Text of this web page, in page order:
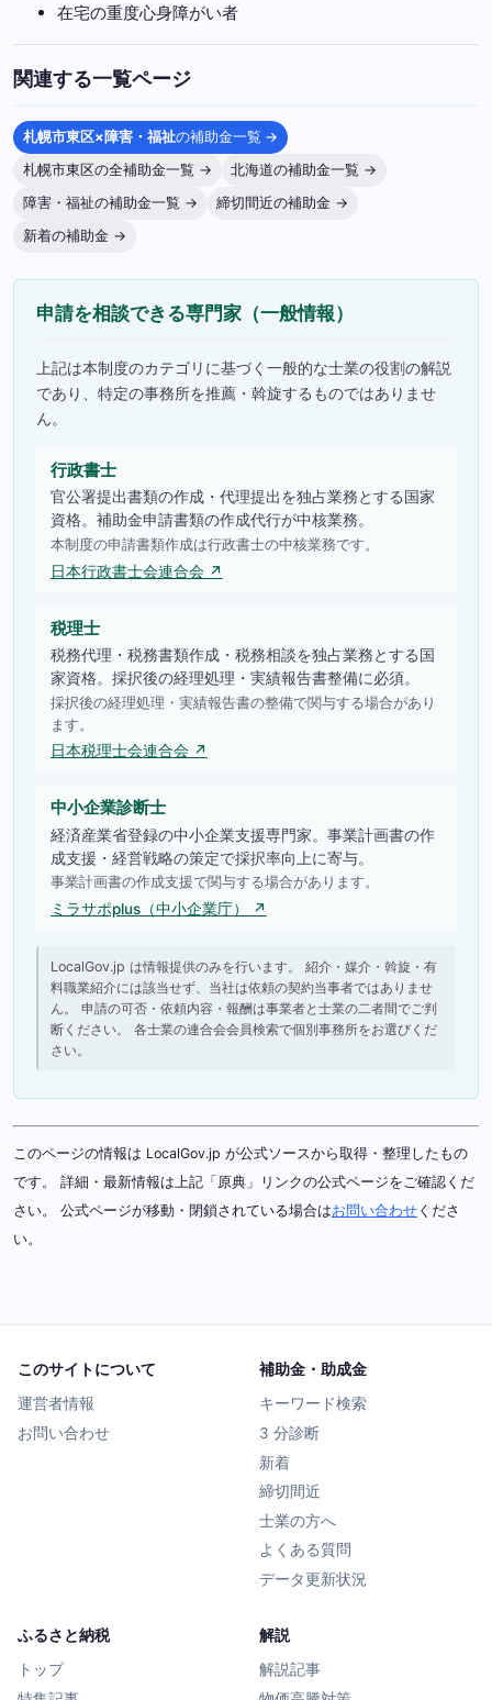
在宅の重度心身障がい者
関連する一覧ページ
札幌市東区×障害・福祉の補助金一覧 →
札幌市東区の全補助金一覧 →
北海道の補助金一覧 →
障害・福祉の補助金一覧 →
締切間近の補助金 →
新着の補助金 →
申請を相談できる専門家（一般情報）
上記は本制度のカテゴリに基づく一般的な士業の役割の解説
であり、特定の事務所を推薦・斡旋するものではありませ
ん。
行政書士
官公署提出書類の作成・代理提出を独占業務とする国家
資格。補助金申請書類の作成代行が中核業務。
本制度の申請書類作成は行政書士の中核業務です。
日本行政書士会連合会 ↗
税理士
税務代理・税務書類作成・税務相談を独占業務とする国
家資格。採択後の経理処理・実績報告書整備に必須。
採択後の経理処理・実績報告書の整備で関与する場合があり
ます。
日本税理士会連合会 ↗
中小企業診断士
経済産業省登録の中小企業支援専門家。事業計画書の作
成支援・経営戦略の策定で採択率向上に寄与。
事業計画書の作成支援で関与する場合があります。
ミラサポplus（中小企業庁） ↗
LocalGov.jp は情報提供のみを行います。 紹介・媒介・斡旋・有
料職業紹介には該当せず、当社は依頼の契約当事者ではありませ
ん。 申請の可否・依頼内容・報酬は事業者と士業の二者間でご判
断ください。 各士業の連合会会員検索で個別事務所をお選びくだ
さい。
このページの情報は LocalGov.jp が公式ソースから取得・整理したもの
です。 詳細・最新情報は上記「原典」リンクの公式ページをご確認くだ
さい。 公式ページが移動・閉鎖されている場合はお問い合わせ くださ
い。
このサイトについて
運営者情報
お問い合わせ
補助金・助成金
キーワード検索
3 分診断
新着
締切間近
士業の方へ
よくある質問
データ更新状況
ふるさと納税
トップ
解説
解説記事